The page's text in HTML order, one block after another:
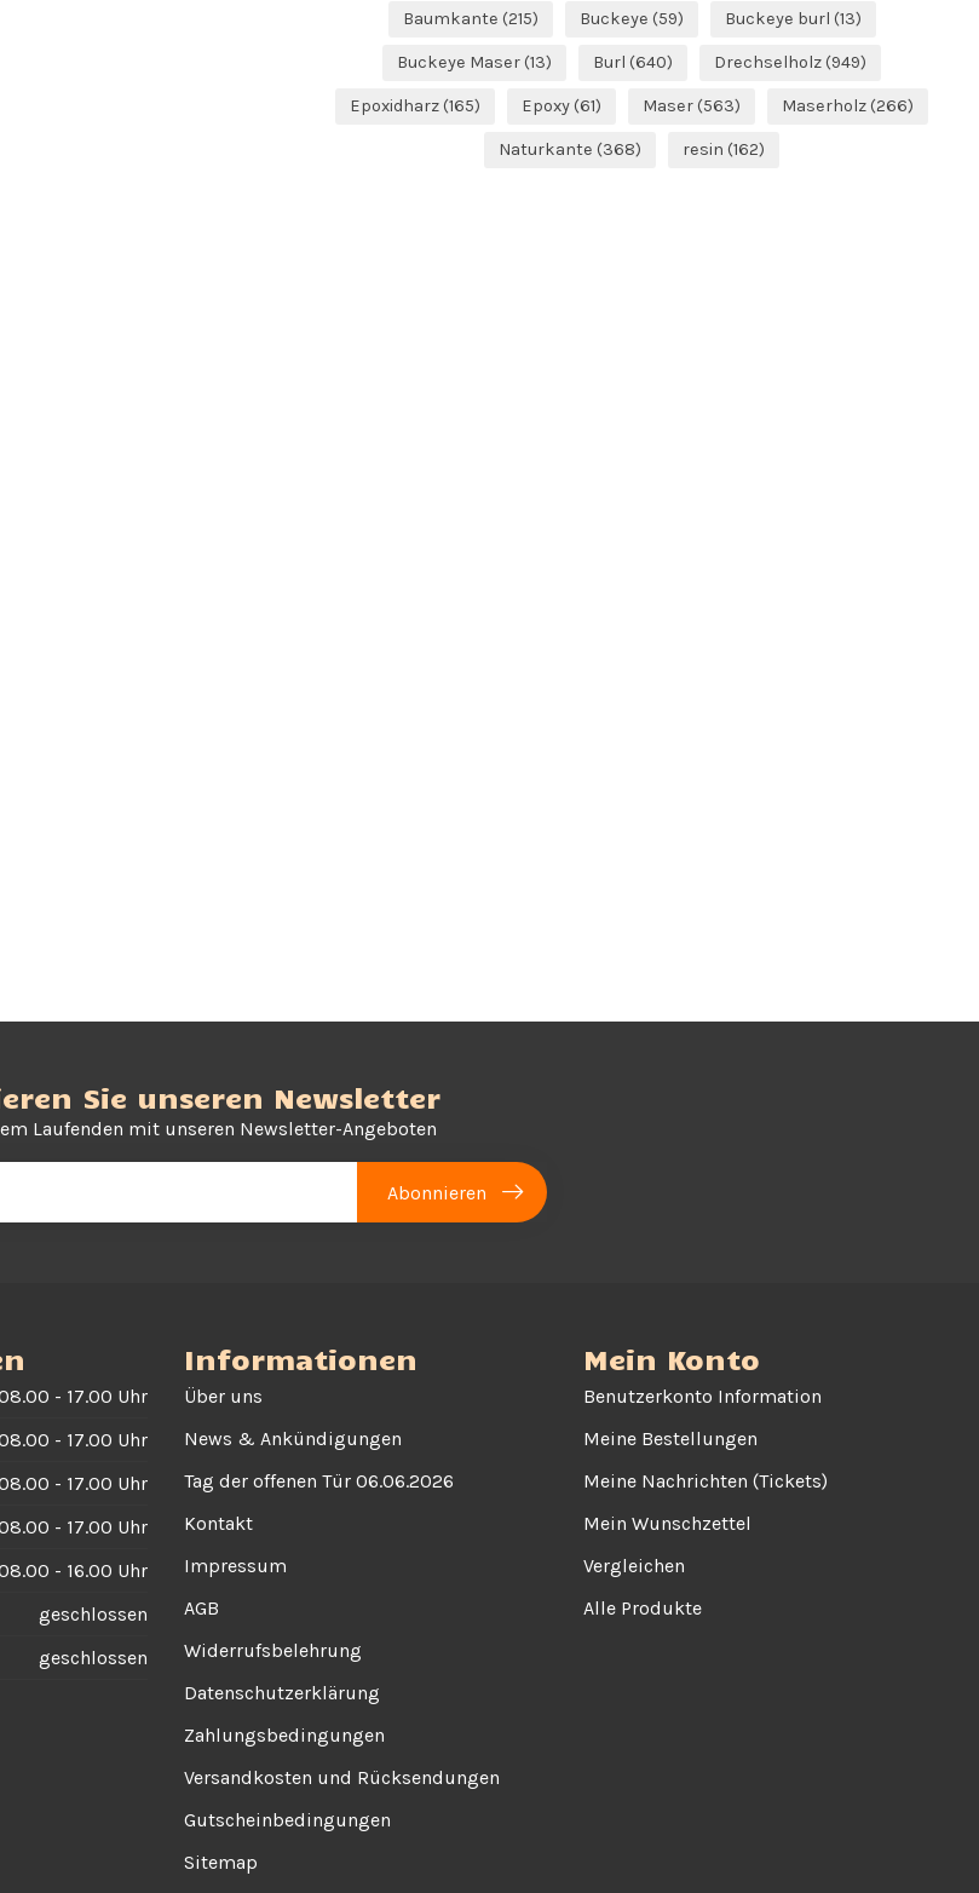
Baumkante (215) Buckeye (59) Buckeye burl (13)
Buckeye Maser (13) Burl (640) Drechselholz (949)
Epoxidharz (165) Epoxy (61) Maser (563) Maserholz (266)
Naturkante (368) resin (162)
Sie unseren Newsletter
Laufenden mit unseren Newsletter-Angeboten
Abonnieren
- 17.00 Uhr
- 17.00 Uhr
- 17.00 Uhr
- 17.00 Uhr
- 16.00 Uhr
geschlossen
geschlossen
Informationen
Über uns
News & Ankündigungen
Tag der offenen Tür 06.06.2026
Kontakt
Impressum
AGB
Widerrufsbelehrung
Datenschutzerklärung
Zahlungsbedingungen
Versandkosten und Rücksendungen
Gutscheinbedingungen
Sitemap
Mein Konto
Benutzerkonto Information
Meine Bestellungen
Meine Nachrichten (Tickets)
Mein Wunschzettel
Vergleichen
Alle Produkte